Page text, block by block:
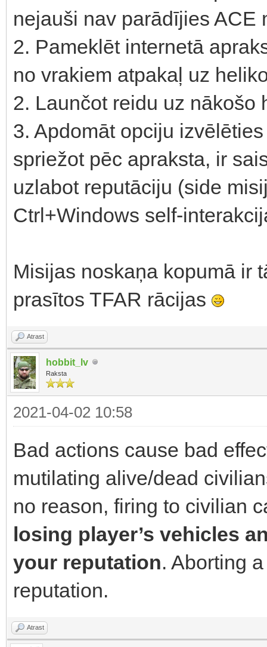
nejauši nav parādījies ACE
2. Pameklēt internetā
no vrakiem atpakaļ uz
2. Launčot reidu uz nākošo
3. Apdomāt opciju
spriežot pēc apraksta, ir
uzlabot reputāciju (side
Ctrl+Windows self-
Misijas noskaņa kopumā ir
prasītos TFAR rācijas
Atrast
hobbit_lv
Raksta
2021-04-02 10:58
Bad actions cause bad
mutilating alive/dead
no reason, firing to civilian
losing player’s vehicles
your reputation. Aborting
reputation.
Atrast